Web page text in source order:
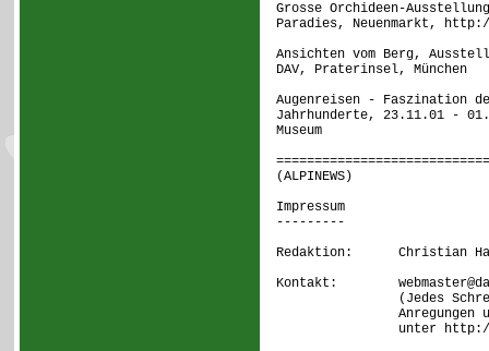
Grosse Orchideen-
Paradies, Neuenmarkt,
Ansichten vom Berg,
DAV, Praterinsel, München
Augenreisen - Faszination
Jahrhunderte, 23.11.01 -
Museum
(ALPINEWS)
Impressum
---------
Redaktion: Christian
Kontakt:
(Jedes Schreiben
Anregungen und
unter http://